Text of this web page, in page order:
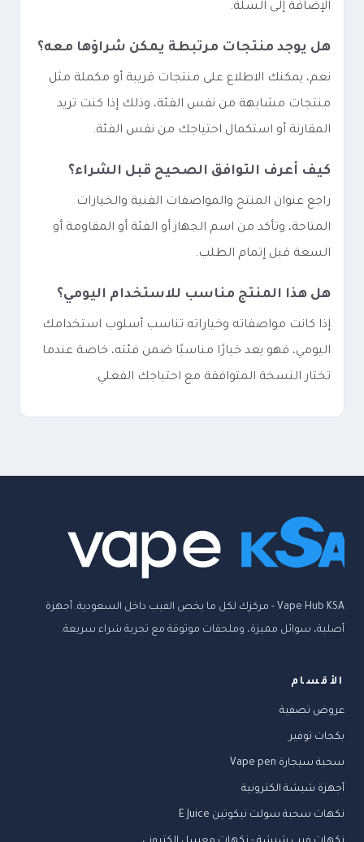
الإضافة إلى السلة.
هل يوجد منتجات مرتبطة يمكن شراؤها معه؟
نعم، يمكنك الاطلاع على منتجات قريبة أو مكملة مثل
منتجات مشابهة من نفس الفئة، وذلك إذا كنت تريد
المقارنة أو استكمال احتياجك من نفس الفئة.
كيف أعرف التوافق الصحيح قبل الشراء؟
راجع عنوان المنتج والمواصفات الفنية والخيارات
المتاحة، وتأكد من اسم الجهاز أو الفئة أو المقاومة أو
السعة قبل إتمام الطلب.
هل هذا المنتج مناسب للاستخدام اليومي؟
إذا كانت مواصفاته وخياراته تناسب أسلوب استخدامك
اليومي، فهو يعد خيارًا مناسبًا ضمن فئته، خاصة عندما
تختار النسخة المتوافقة مع احتياجك الفعلي.
Vape Hub KSA - مركزك لكل ما يخص الفيب داخل السعودية. أجهزة
أصلية، سوائل مميزة، وملحقات موثوقة مع تجربة شراء سريعة.
الأقسام
عروض تصفية
بكجات توفير
سحبة سيجارة Vape pen
أجهزة شيشة الكترونية
نكهات سحبة سولت نيكوتين E Juice